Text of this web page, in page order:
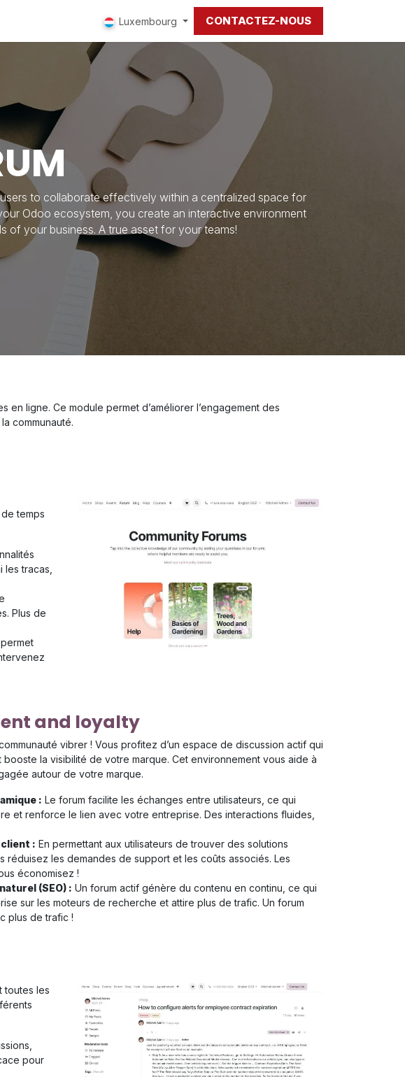
Luxembourg CONTACTEZ-NOUS
to collaborate effectively within a centralized space for
Odoo ecosystem, you create an interactive environment
of your business. A true asset for your teams!
ligne. Ce module permet d’améliorer l’engagement des
communauté.
temps
tracas,
Plus de
and loyalty
vibrer ! Vous profitez d’un espace de discussion actif qui
la visibilité de votre marque. Cet environnement vous aide à
autour de votre marque.
: Le forum facilite les échanges entre utilisateurs, ce qui
et renforce le lien avec votre entreprise. Des interactions fluides,
: En permettant aux utilisateurs de trouver des solutions
réduisez les demandes de support et les coûts associés. Les
économisez !
(SEO) : Un forum actif génère du contenu en continu, ce qui
sur les moteurs de recherche et attire plus de trafic. Un forum
plus de trafic !
toutes les
pour